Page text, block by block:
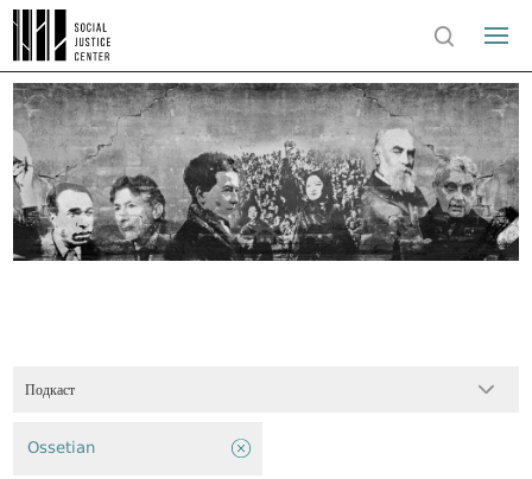
Подкаст
Ossetian